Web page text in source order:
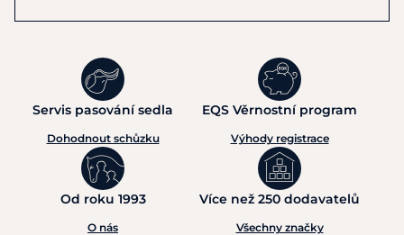
Servis pasování sedla
Dohodnout schůzku
EQS Věrnostní program
Výhody registrace
Od roku 1993
O nás
Více než 250 dodavatelů
Všechny značky